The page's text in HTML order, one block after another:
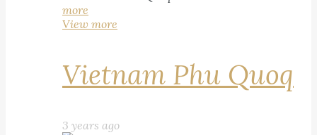
more
View more
Vietnam Phu Quoq
3 years ago